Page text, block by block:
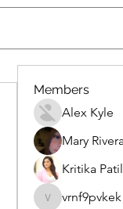
Members
Alex Kyle
Mary
Kritika Patil
vrnf9pvkek
vrnf9pvkek